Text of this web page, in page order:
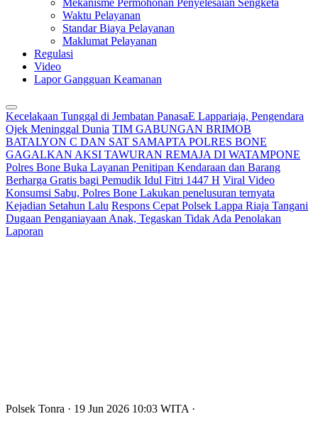
Mekanisme Permohonan Penyelesaian Sengketa
Waktu Pelayanan
Standar Biaya Pelayanan
Maklumat Pelayanan
Regulasi
Video
Lapor Gangguan Keamanan
Kecelakaan Tunggal di Jembatan PanasaE Lappariaja, Pengendara
Ojek Meninggal Dunia TIM GABUNGAN BRIMOB
BATALYON C DAN SAT SAMAPTA POLRES BONE
GAGALKAN AKSI TAWURAN REMAJA DI WATAMPONE
Polres Bone Buka Layanan Penitipan Kendaraan dan Barang
Berharga Gratis bagi Pemudik Idul Fitri 1447 H Viral Video
Konsumsi Sabu, Polres Bone Lakukan penelusuran ternyata
Kejadian Setahun Lalu Respons Cepat Polsek Lappa Riaja Tangani
Dugaan Penganiayaan Anak, Tegaskan Tidak Ada Penolakan
Laporan
Polsek Tonra · 19 Jun 2026 10:03 WITA ·